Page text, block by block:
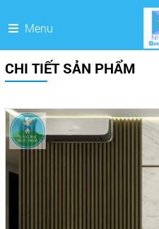
Menu
CHI TIẾT SẢN PHẨM